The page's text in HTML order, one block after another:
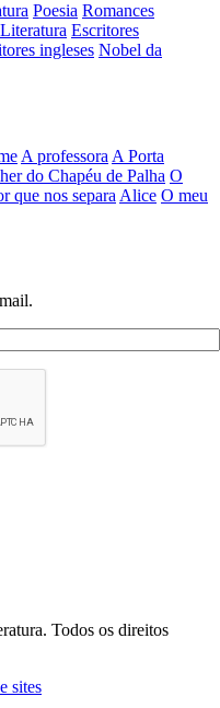
Poesia Romances
Escritores
ingleses Nobel da
A professora A Porta
do Chapéu de Palha O
que nos separa Alice O meu
Todos os direitos